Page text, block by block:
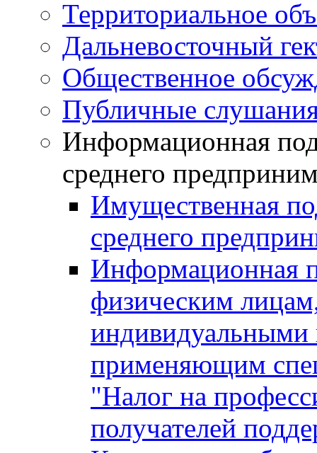
Территориальное
Дальневосточный
Общественное
Публичные
Информационная
среднего
Имущественная
среднего
Информационная
физическим
индивидуальными
применяющим
"Налог на
получателей